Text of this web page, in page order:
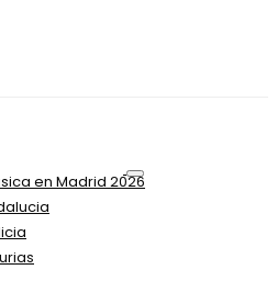
en Madrid 2026